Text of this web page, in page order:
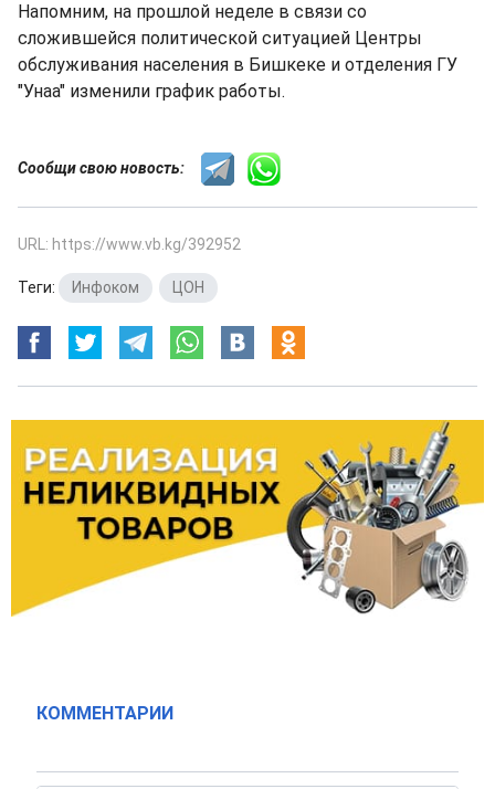
Напомним, на прошлой неделе в связи со
сложившейся политической ситуацией Центры
обслуживания населения в Бишкеке и отделения ГУ
"Унаа" изменили график работы.
Сообщи свою новость:
URL: https://www.vb.kg/392952
Теги: Инфоком ЦОН
КОММЕНТАРИИ